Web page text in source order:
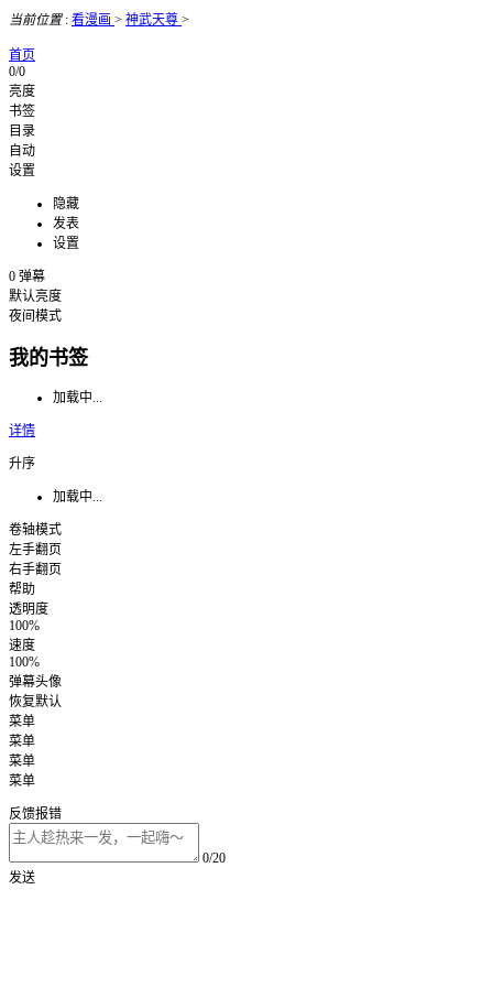
当前位置: 看漫画 > 神武天尊 >
首页
0/0
亮度
书签
目录
自动
设置
隐藏
发表
设置
0 弹幕
默认亮度
夜间模式
我的书签
加载中...
详情
升序
加载中...
卷轴模式
左手翻页
右手翻页
帮助
透明度
100%
速度
100%
弹幕头像
恢复默认
菜单
菜单
菜单
菜单
反馈报错
0/20
发送